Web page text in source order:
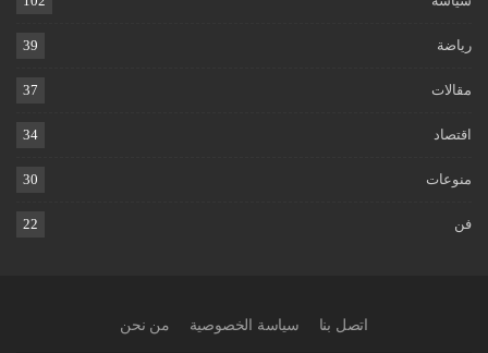
رياضة 39
مقالات 37
اقتصاد 34
منوعات 30
فن 22
اتصل بنا سياسة الخصوصية من نحن